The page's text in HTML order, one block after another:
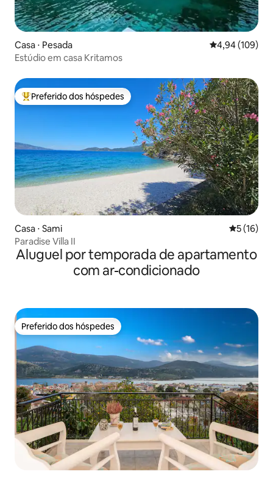
Casa ⋅ Pesada 4,94 de uma
4,94 (109)
Estúdio em casa Kritamos
Entre os melhores preferidos dos hóspedes
Preferido dos hóspedes
Casa ⋅ Sami 5 de uma
5 (16)
Paradise Villa II
Aluguel por temporada de apartamento
com ar-condicionado
Preferido dos hóspedes
Preferido dos hóspedes